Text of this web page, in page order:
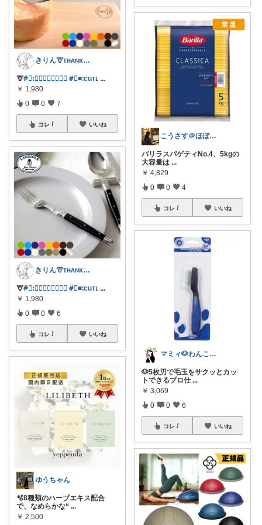
きりん🦒ᴛʜᴀɴᴋs ᴀʟᴡᴀʏs.
🦒#⃞ꓽ𝐿𝑎𝑔𝑢𝑖𝑜𝑙𝑒 #⃞■ᱺcuᴛʟ ...
￥ 1,980
0 0 7
コレ いいね
きりん🦒ᴛʜᴀɴᴋs ᴀʟᴡᴀʏs.
🦒#⃞ꓽ𝐿𝑎𝑔𝑢𝑖𝑜𝑙𝑒 #⃞■ᱺcuᴛʟ ...
￥ 1,980
0 0 6
コレ いいね
ゆうちゃん
🫧8種類のハーブエキス配合
で、なめらかな“ ...
￥ 2,500
こうさす＠ほぼ毎日更新
バリラスパゲティNo.4、5kgの
大容量は ...
￥ 4,829
0 0 4
コレ いいね
マミィ🐶わんこと暮らす｜お得情報係
🐶5枚刃で毛玉をサクッとカッ
トできるプロ仕 ...
￥ 3,069
0 0 6
コレ いいね